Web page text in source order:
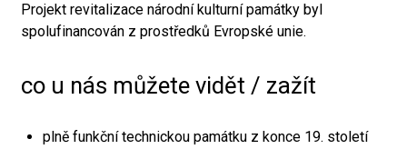
Projekt revitalizace národní kulturní památky byl
spolufinancován z prostředků Evropské unie.
co u nás můžete vidět / zažít
plně funkční technickou památku z konce 19. století